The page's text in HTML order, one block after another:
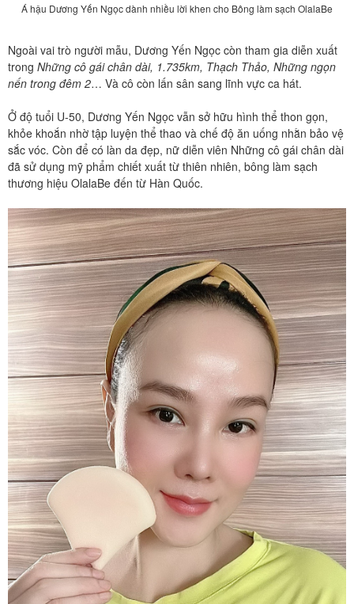
Á hậu Dương Yến Ngọc dành nhiều lời khen cho Bông làm sạch OlalaBe
Ngoài vai trò người mẫu, Dương Yến Ngọc còn tham gia diễn xuất
trong Những cô gái chân dài, 1.735km, Thạch Thảo, Những ngọn
nến trong đêm 2… Và cô còn lấn sân sang lĩnh vực ca hát.
Ở độ tuổi U-50, Dương Yến Ngọc vẫn sở hữu hình thể thon gọn,
khỏe khoắn nhờ tập luyện thể thao và chế độ ăn uống nhằn bảo vệ
sắc vóc. Còn để có làn da đẹp, nữ diễn viên Những cô gái chân dài
đã sử dụng mỹ phẩm chiết xuất từ thiên nhiên, bông làm sạch
thương hiệu OlalaBe đến từ Hàn Quốc.